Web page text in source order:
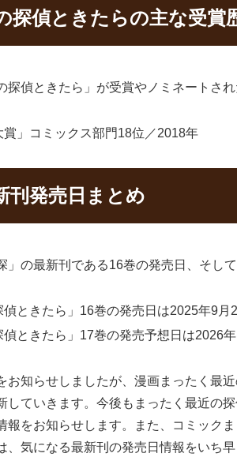
探偵ときたらの主な受賞
探偵ときたら」が受賞やノミネートさ
賞」コミックス部門18位／2018年
刊発売日まとめ
」の最新刊である16巻の発売日、そし
偵ときたら」16巻の発売日は2025年9月
偵ときたら」17巻の発売予想日は2026
お知らせしましたが、漫画まったく最
していきます。今後もまったく最近の
報をお知らせします。また、コミック
、気になる最新刊の発売日情報をいち